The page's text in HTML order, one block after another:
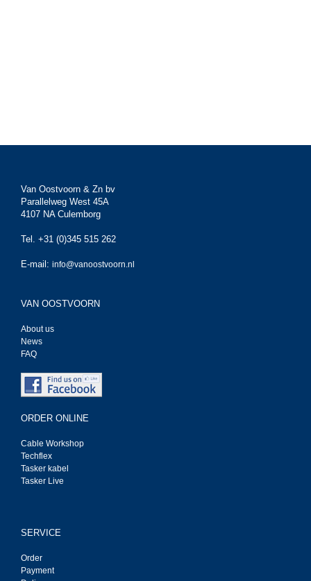
Van Oostvoorn & Zn bv
Parallelweg West 45A
4107 NA Culemborg
Tel. +31 (0)345 515 262
E-mail: info@vanoostvoorn.nl
VAN OOSTVOORN
About us
News
FAQ
ORDER ONLINE
Cable Workshop
Techflex
Tasker kabel
Tasker Live
SERVICE
Order
Payment